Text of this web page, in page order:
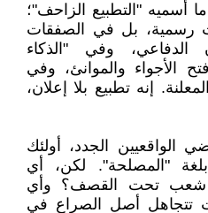
أسميه "التطبيع الزاحف"؛
رسمية، بل في الصفقات
الدفاعي، وفي "الذكاء
الأجواء والموانئ، وفي
إنه تطبيع بلا إعلان،
الواقعيين الجدد، أولئك
"المصلحة". لكن، أي
شعب تحت القصف؟ وأي
تتجاهل أصل الصراع في